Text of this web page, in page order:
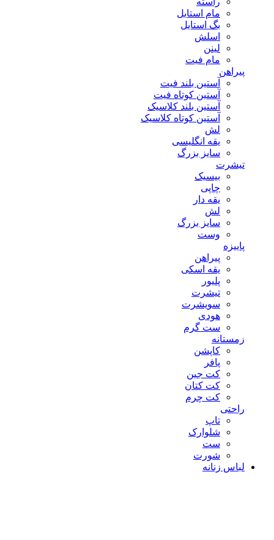
مام استایل
بگ استایل
اسلش
لینن
مام فیت
پیراهن
آستین بلند فیت
آستین کوتاه فیت
آستین بلند کلاسیک
آستین کوتاه کلاسیک
لش
یقه انگلیسی
سایز بزرگ
تیشرت
بیسیک
چاپی
یقه دار
لش
سایز بزرگ
وست
پاییزه
پیراهن
یقه اسکی
پلیور
تیشرت
سویشرت
هودی
ست گرم
زمستانه
کاپشن
پافر
کت جین
کت کتان
کت چرم
راحتی
تاپ
شلوارک
ست
شورت
لباس زنانه